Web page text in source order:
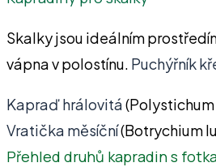
Skalky jsou ideálním
vápna v polostínu. Puchýřník
Kapraď hrálovitá
Vratička měsíční(Botrychium
Přehled druhů kapradin s